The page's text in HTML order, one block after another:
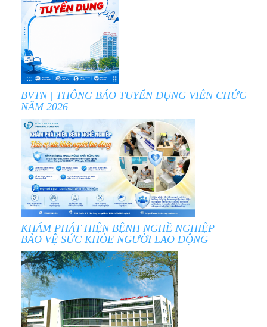
BVTN | THÔNG BÁO TUYỂN DỤNG VIÊN CHỨC
NĂM 2026
KHÁM PHÁT HIỆN BỆNH NGHỀ NGHIỆP –
BẢO VỆ SỨC KHỎE NGƯỜI LAO ĐỘNG